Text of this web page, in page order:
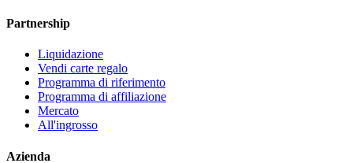
Partnership
Liquidazione
Vendi carte regalo
Programma di riferimento
Programma di affiliazione
Mercato
All'ingrosso
Azienda